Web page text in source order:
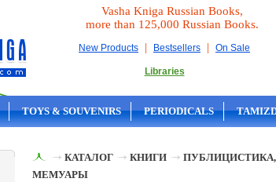
Vasha Kniga Russian Books,
more than 125,000 Russian Books.
New Products | Bestsellers | On Sale
Libraries
TOYS & SOUVENIRS PERIODICALS
КАТАЛОГ КНИГИ
МЕМУАРЫ